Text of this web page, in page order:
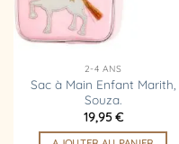
être
choisies
sur
la
page
du
produit
2-4 ANS
Sac à Main Enfant Marith,
Souza.
19,95€